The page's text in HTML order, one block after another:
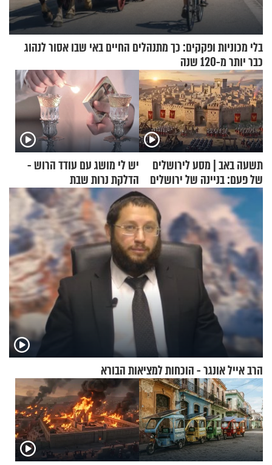
בלי מכוניות ופקקים: כך מתנהלים החיים באי שבו אסור לנהוג
כבר יותר מ-120 שנה
תשעה באב | מסע לירושלים
של פעם: בניינה של ירושלים
יש לי מושג עם עודד הרוש -
הדלקת נרות שבת
הרב אייל אונגר - הוכחות למציאות הבורא